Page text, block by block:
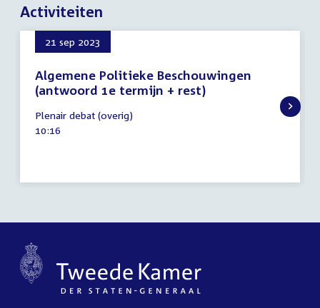
Activiteiten
21 sep 2023
Algemene Politieke Beschouwingen
(antwoord 1e termijn + rest)
september
2023
Plenair debat (overig)
Tijd
10:16